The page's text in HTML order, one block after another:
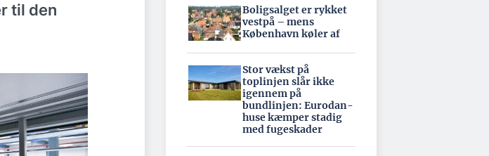
til den
Boligsalget er rykket
vestpå – mens
København køler af
Stor vækst på
toplinjen slår ikke
igennem på
bundlinjen: Eurodan-
huse kæmper stadig
med fugeskader